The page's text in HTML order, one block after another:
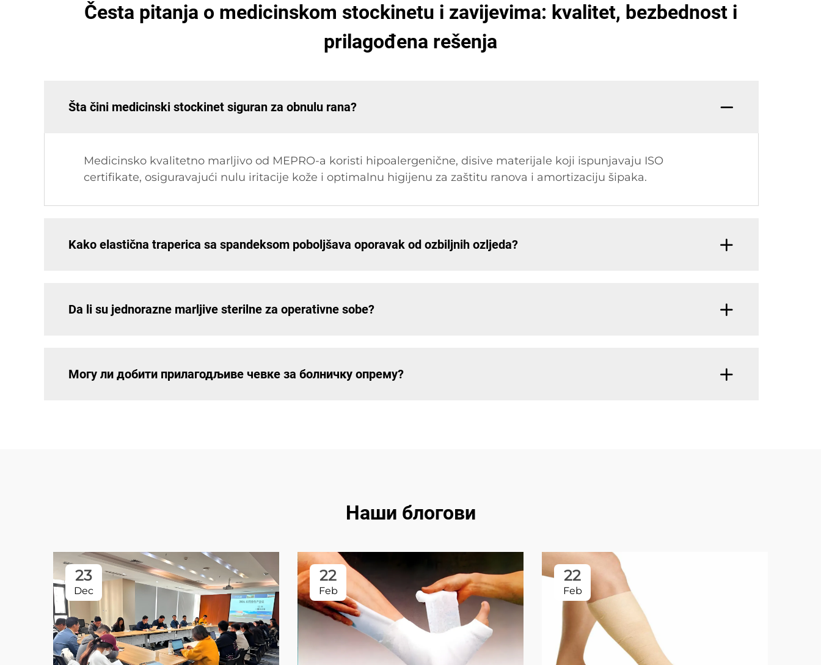
Česta pitanja o medicinskom stockinetu i zavijevima: kvalitet, bezbednost i
prilagođena rešenja
Šta čini medicinski stockinet siguran za obnulu rana?
Medicinsko kvalitetno marljivo od MEPRO-a koristi hipoalergenične, disive materijale koji ispunjavaju ISO
certifikate, osiguravajući nulu iritacije kože i optimalnu higijenu za zaštitu ranova i amortizaciju šipaka.
Kako elastična traperica sa spandeksom poboljšava oporavak od ozbiljnih ozljeda?
Da li su jednorazne marljive sterilne za operativne sobe?
Могу ли добити прилагодљиве чевке за болничку опрему?
Наши блогови
23
Dec
22
Feb
22
Feb